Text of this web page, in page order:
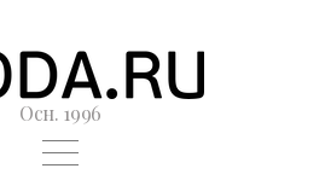
Осн. 1996